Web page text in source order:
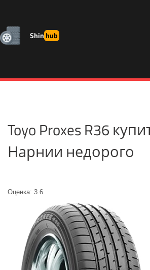
Shinhub
Toyo Proxes R36
Нарнии недорого
Оценка: 3.6